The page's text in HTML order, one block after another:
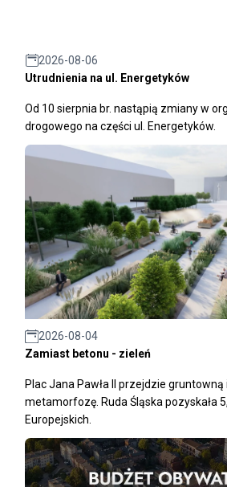
2026-08-06
Utrudnienia na ul. Energetyków
Od 10 sierpnia br. nastąpią zmiany w
drogowego na części ul. Energetyków.
2026-08-04
Zamiast betonu - zieleń
Plac Jana Pawła II przejdzie gruntowną
metamorfozę. Ruda Śląska pozyskała
Europejskich.